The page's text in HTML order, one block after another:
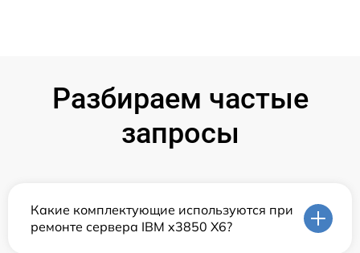
Разбираем частые
запросы
Какие комплектующие используются при
ремонте сервера IBM x3850 X6?